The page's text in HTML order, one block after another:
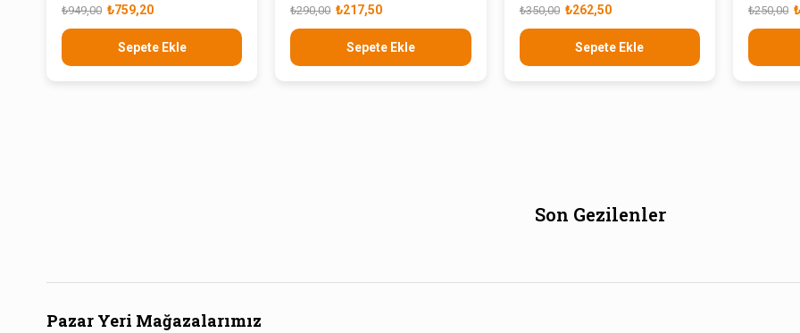
₺759,20
₺949,00
Sepete Ekle
Dijital Çözümlü
₺217,50
₺290,00
Sepete Ekle
₺262,50
₺350,00
Sepete Ekle
₺250,00
Son Gezilenler
Pazar Yeri Mağazalarımız